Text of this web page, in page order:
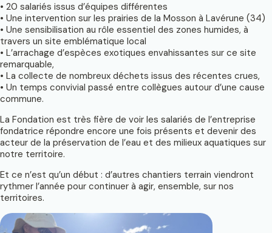
• 20 salariés issus d’équipes différentes
• Une intervention sur les prairies de la Mosson à Lavérune (34)
• Une sensibilisation au rôle essentiel des zones humides, à
travers un site emblématique local
• L’arrachage d’espèces exotiques envahissantes sur ce site
remarquable,
• La collecte de nombreux déchets issus des récentes crues,
• Un temps convivial passé entre collègues autour d’une cause
commune.
La Fondation est très fière de voir les salariés de l’entreprise
fondatrice répondre encore une fois présents et devenir des
acteur de la préservation de l’eau et des milieux aquatiques sur
notre territoire.
Et ce n’est qu’un début : d’autres chantiers terrain viendront
rythmer l’année pour continuer à agir, ensemble, sur nos
territoires.